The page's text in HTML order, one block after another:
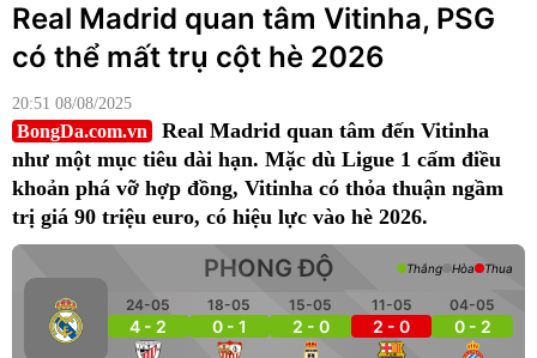
Real Madrid quan tâm Vitinha, PSG
có thể mất trụ cột hè 2026
20:51 08/08/2025
BongDa.com.vn
Real Madrid quan tâm đến Vitinha
như một mục tiêu dài hạn. Mặc dù Ligue 1 cấm điều
khoản phá vỡ hợp đồng, Vitinha có thỏa thuận ngầm
trị giá 90 triệu euro, có hiệu lực vào hè 2026.
PHONG ĐỘ
24-05
4 - 2
18-05
0 - 1
15-05
2 - 0
11-05
2 - 0
04-05
0 - 2
Thắng Hòa Thua